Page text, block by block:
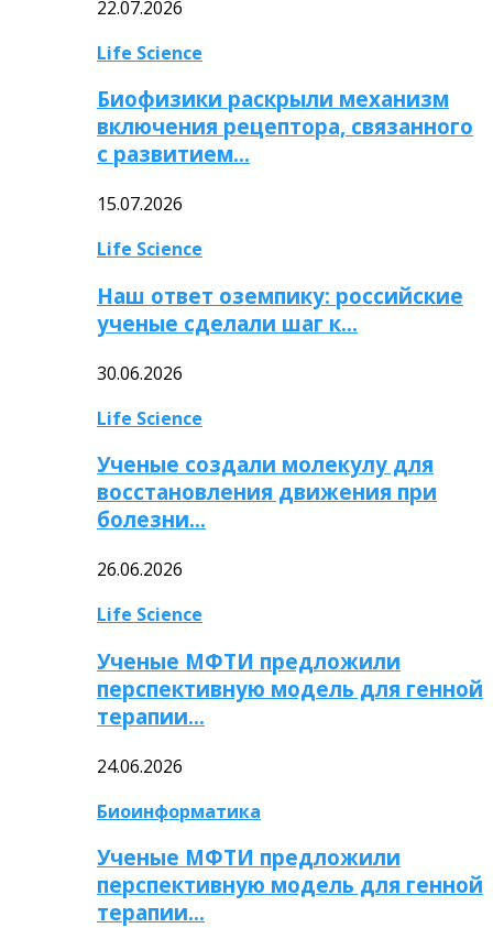
22.07.2026
Life Science
Биофизики раскрыли механизм
включения рецептора, связанного
с развитием…
15.07.2026
Life Science
Наш ответ оземпику: российские
ученые сделали шаг к…
30.06.2026
Life Science
Ученые создали молекулу для
восстановления движения при
болезни…
26.06.2026
Life Science
Ученые МФТИ предложили
перспективную модель для генной
терапии…
24.06.2026
Биоинформатика
Ученые МФТИ предложили
перспективную модель для генной
терапии…